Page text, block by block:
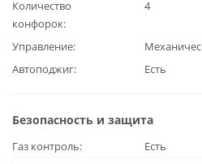
Количество
конфорок
4
Управление
Автоподжиг
Есть
Безопасность и защита
Газ контроль Есть